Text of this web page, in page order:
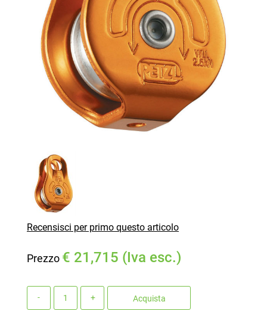
Recensisci per primo questo articolo
Prezzo € 21,715 (Iva esc.)
Acquista